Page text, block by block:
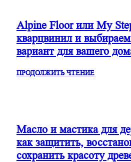
Alpine Floor или My
кварцвинил и
вариант для вашего
ПРОДОЛЖИТЬ ЧТЕНИЕ
Масло и мастика для
как защитить,
сохранить красоту